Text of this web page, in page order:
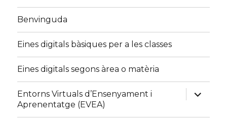
Benvinguda
Eines digitals bàsiques per a les classes
Eines digitals segons àrea o matèria
Entorns Virtuals d’Ensenyament i
Aprenentatge (EVEA)
expand
child